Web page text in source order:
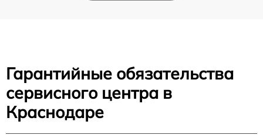
Гарантийные обязательства
сервисного центра в
Краснодаре